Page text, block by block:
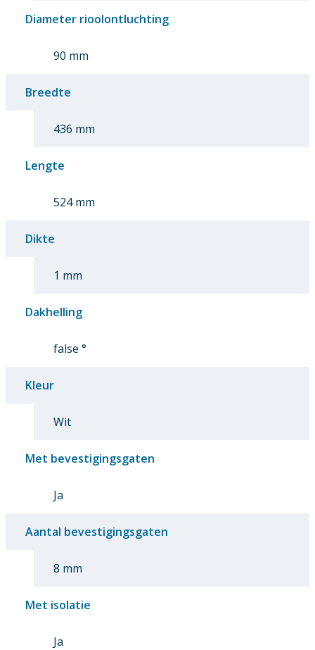
Diameter rioolontluchting
90 mm
Breedte
436 mm
Lengte
524 mm
Dikte
1 mm
Dakhelling
false °
Kleur
Wit
Met bevestigingsgaten
Ja
Aantal bevestigingsgaten
8 mm
Met isolatie
Ja